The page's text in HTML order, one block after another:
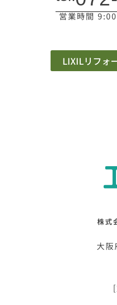
営業時間
LIXILリフォ
株式
大